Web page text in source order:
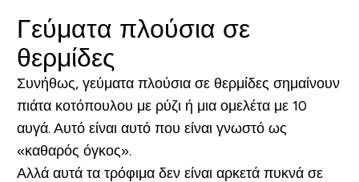
Γεύματα πλούσια σε
θερμίδες
Συνήθως, γεύματα πλούσια σε θερμίδες σημαίνουν
πιάτα κοτόπουλου με ρύζι ή μια ομελέτα με 10
αυγά. Αυτό είναι αυτό που είναι γνωστό ως
«καθαρός όγκος».
Αλλά αυτά τα τρόφιμα δεν είναι αρκετά πυκνά σε